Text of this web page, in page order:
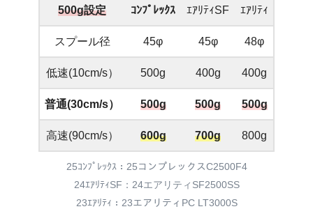
500g設定
ｺﾝﾌﾟﾚｯｸｽ
ｴｱﾘﾃｨSF
ｴｱﾘﾃｨ
スプール径 45φ 45φ 48φ
低速(10cm/s） 500g 400g 400g
普通(30cm/s） 500g 500g 500g
高速(90cm/s） 600g 700g 800g
25ｺﾝﾌﾟﾚｯｸｽ：25コンプレックスC2500F4
24ｴｱﾘﾃｨSF：24エアリティSF2500SS
23ｴｱﾘﾃｨ：23エアリティPC LT3000S